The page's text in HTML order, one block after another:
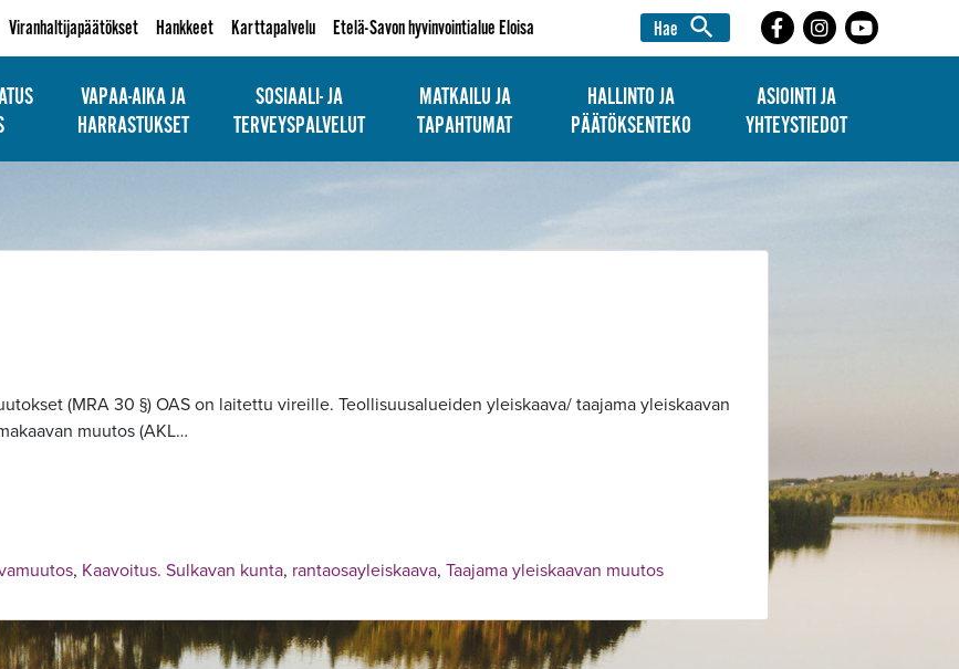
Viranhaltijapäätökset Hankkeet Karttapalvelu Etelä-Savon hyvinvointialue Eloisa Hae search
VAPAA-AIKA JA
HARRASTUKSET
SOSIAALI- JA
TERVEYSPALVELUT
MATKAILU JA
TAPAHTUMAT
HALLINTO JA
PÄÄTÖKSENTEKO
ASIOINTI JA
YHTEYSTIEDOT
(MRA 30 §) OAS on laitettu vireille. Teollisuusalueiden yleiskaava/ taajama yleiskaavan
muutos (AKL…
, Kaavoitus. Sulkavan kunta, rantaosayleiskaava, Taajama yleiskaavan muutos